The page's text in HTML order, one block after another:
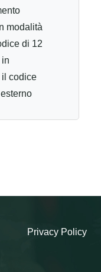
modalità
di 12
in
il codice
è
Privacy Policy